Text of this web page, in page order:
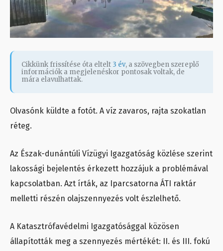
Cikkünk frissítése óta eltelt 3 év, a szövegben szereplő
információk a megjelenéskor pontosak voltak, de
mára elavulhattak.
Olvasónk küldte a fotót. A víz zavaros, rajta szokatlan
réteg.
Az Észak-dunántúli Vízügyi Igazgatóság közlése szerint
lakossági bejelentés érkezett hozzájuk a problémával
kapcsolatban. Azt írták, az Iparcsatorna ÁTI raktár
melletti részén olajszennyezés volt észlelhető.
A Katasztrófavédelmi Igazgatósággal közösen
állapították meg a szennyezés mértékét: II. és III. fokú